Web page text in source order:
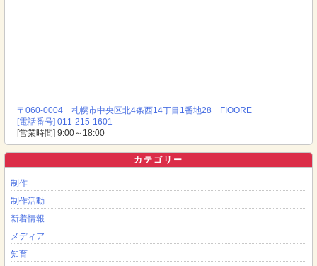
〒060-0004 札幌市中央区北4条西14丁目1番地28 FIOORE
[電話番号] 011-215-1601
[営業時間] 9:00～18:00
カテゴリー
制作
制作活動
新着情報
メディア
知育